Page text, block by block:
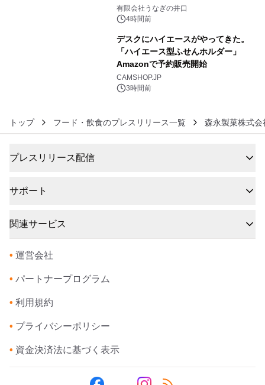
「井口の誉」誕生
有限会社うなぎの井口
4時間前
デスクにハイエースがやってきた。
「ハイエース型ふせんホルダー」
Amazonで予約販売開始
CAMSHOP.JP
3時間前
トップ フード・飲食のプレスリリース一覧 森永製菓株式会
プレスリリース配信
サポート
関連サービス
• 運営会社
• パートナープログラム
• 利用規約
• プライバシーポリシー
• 資金決済法に基づく表示